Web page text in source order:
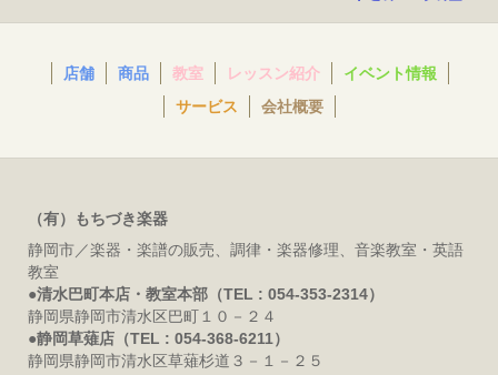
店舗 商品 教室 レッスン紹介
イベント情報
サービス
会社概要
（有）もちづき楽器
静岡市／楽器・楽譜の販売、調律・楽器修理、音楽教室・英語
教室
●清水巴町本店・教室本部（TEL : 054-353-2314）
静岡県静岡市清水区巴町１０－２４
●静岡草薙店（TEL : 054-368-6211）
静岡県静岡市清水区草薙杉道３－１－２５